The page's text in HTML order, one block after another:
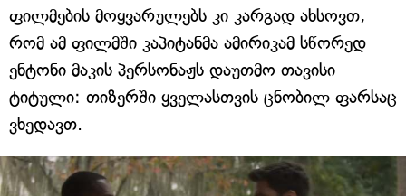
ფილმების მოყვარულებს კი კარგად ახსოვთ,
რომ ამ ფილმში კაპიტანმა ამირიკამ სწორედ
ენტონი მაკის პერსონაჟს დაუთმო თავისი
ტიტული: თიზერში ყველასთვის ცნობილ ფარსაც
ვხედავთ.